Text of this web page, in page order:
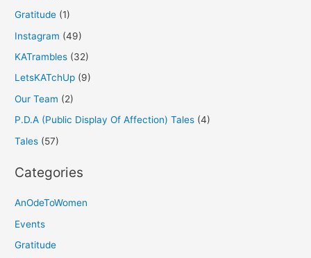
Gratitude (1)
Instagram (49)
KATrambles (32)
LetsKATchUp (9)
Our Team (2)
P.D.A (Public Display Of Affection) Tales (4)
Tales (57)
Categories
AnOdeToWomen
Events
Gratitude